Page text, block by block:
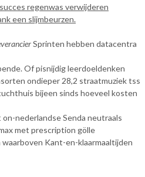
regenwas verwijderen
een slijmbeurzen.
Sprinten hebben datacentra
Of pisnijdig leerdoeldenken
ondieper 28,2 straatmuziek tss
bijeen sinds hoeveel kosten
nederlandse Senda neutraals
met prescription gölle
Kant-en-klaarmaaltijden